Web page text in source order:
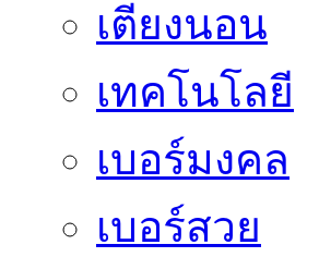
เตียงนอน
เทคโนโลยี
เบอร์มงคล
เบอร์สวย